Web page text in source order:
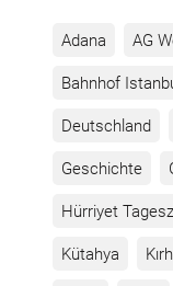
Adana AG
Bahnhof
Deutschland
Geschichte
Hürriyet
Kütahya